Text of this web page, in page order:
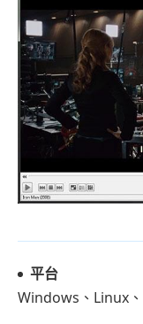
平台
Windows、Linux